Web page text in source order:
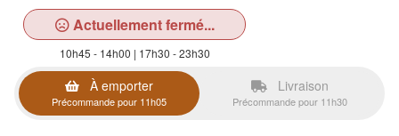
Actuellement fermé...
10h45 - 14h00 | 17h30 - 23h30
À emporter
Précommande pour 11h05
Livraison
Précommande pour 11h30